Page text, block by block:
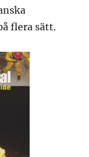
flera sätt.